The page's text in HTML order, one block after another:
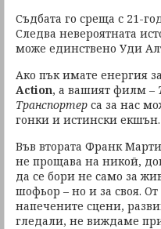
Съдбата го среща с 21-
Следва невероятната
може единствено Уди
Ако пък имате енергия
Action, а вашият филм –
Транспортер са за нас
гонки и истински екшън.
Във втората Франк
не прощава на никой,
да се бори не само за
шофьор – но и за своя.
напечените сцени,
гледали, не виждаме